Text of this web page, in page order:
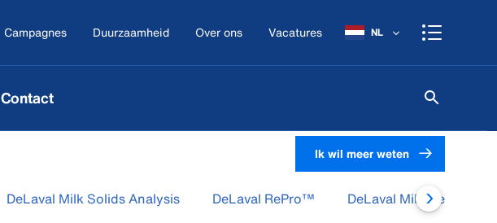
Campagnes Duurzaamheid Over ons Vacatures NL
Contact
Ik wil meer weten
DeLaval Milk Solids Analysis DeLaval RePro™ DeLaval Milk Cell